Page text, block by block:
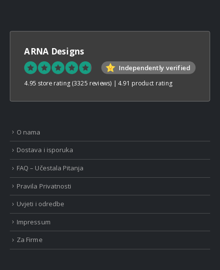
ARNA Designs
Independently verified
4.95 store rating (3325 reviews) | 4.91 product rating
O nama
Dostava i isporuka
FAQ – Učestala Pitanja
Pravila Privatnosti
Uvjeti i odredbe
Impressum
Za Firme